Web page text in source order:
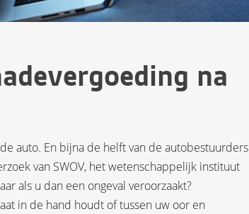
na
auto. En bijna de helft van de autobestuurders
van SWOV, het wetenschappelijk instituut
als u dan een ongeval veroorzaakt?
in de hand houdt of tussen uw oor en